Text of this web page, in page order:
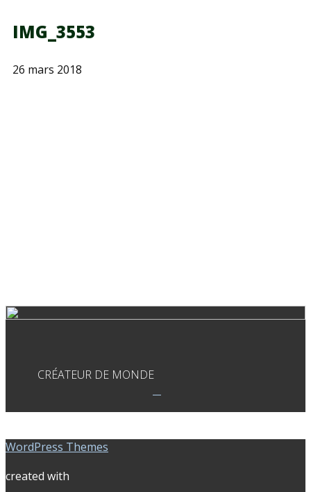
IMG_3553
26 mars 2018
CRÉATEUR DE MONDE
WordPress Themes
created with